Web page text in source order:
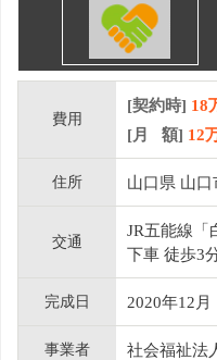
費用
[契約時] 18
[月 額] 12
住所 山口県 山
交通
JR五能線
下車 徒歩3
完成日 2020年12月
事業者 社会福祉法